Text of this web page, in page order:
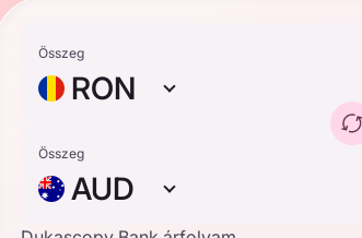
Összeg
RON
Összeg
AUD